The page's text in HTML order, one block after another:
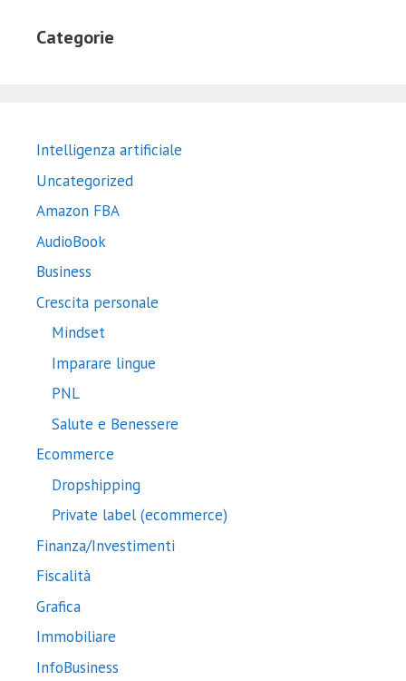
Categorie
Intelligenza artificiale
Uncategorized
Amazon FBA
AudioBook
Business
Crescita personale
Mindset
Imparare lingue
PNL
Salute e Benessere
Ecommerce
Dropshipping
Private label (ecommerce)
Finanza/Investimenti
Fiscalità
Grafica
Immobiliare
InfoBusiness